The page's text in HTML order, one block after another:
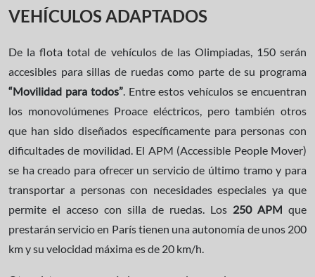
VEHÍCULOS ADAPTADOS
De la flota total de vehículos de las Olimpiadas, 150 serán
accesibles para sillas de ruedas como parte de su programa
“Movilidad para todos”. Entre estos vehículos se encuentran
los monovolúmenes Proace eléctricos, pero también otros
que han sido diseñados específicamente para personas con
dificultades de movilidad. El APM (Accessible People Mover)
se ha creado para ofrecer un servicio de último tramo y para
transportar a personas con necesidades especiales ya que
permite el acceso con silla de ruedas. Los 250 APM que
prestarán servicio en París tienen una autonomía de unos 200
km y su velocidad máxima es de 20 km/h.